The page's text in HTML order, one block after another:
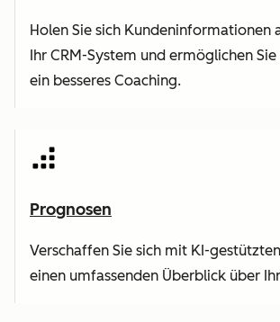
Holen Sie sich Kundeninformationen
Ihr CRM-System und ermöglichen
ein besseres Coaching.
Prognosen
Verschaffen Sie sich mit KI-
einen umfassenden Überblick über